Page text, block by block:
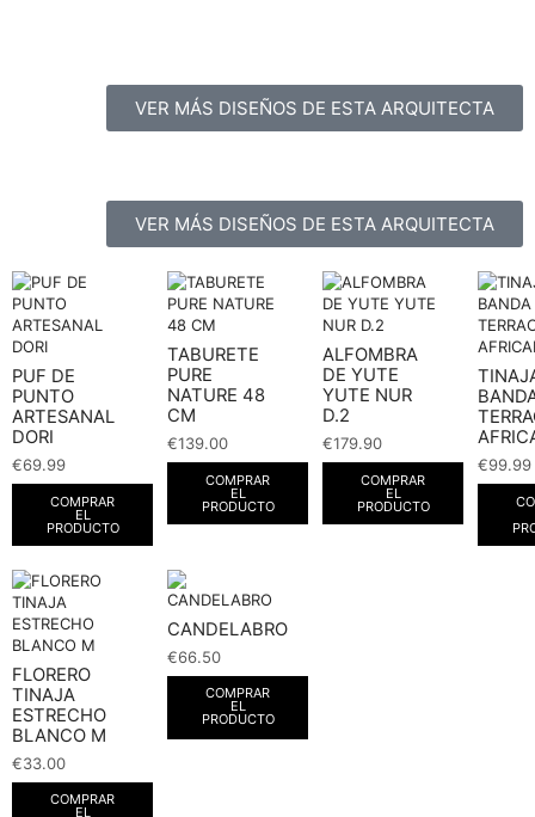
VER MÁS DISEÑOS DE ESTA ARQUITECTA
VER MÁS DISEÑOS DE ESTA ARQUITECTA
PUF DE
PUNTO
ARTESANAL
DORI
€69.99
COMPRAR
EL
PRODUCTO
TABURETE
PURE
NATURE 48
CM
€139.00
COMPRAR
EL
PRODUCTO
ALFOMBRA
DE YUTE
YUTE NUR
D.2
€179.90
COMPRAR
EL
PRODUCTO
€99.99
FLORERO
TINAJA
ESTRECHO
BLANCO M
€33.00
COMPRAR
EL
CANDELABRO
€66.50
COMPRAR
EL
PRODUCTO